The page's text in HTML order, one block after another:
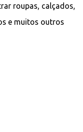
roupas, calçados,
e muitos outros